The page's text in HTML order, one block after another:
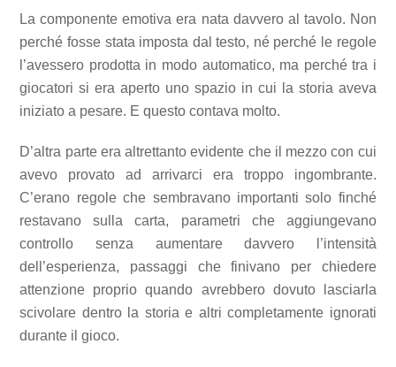
La componente emotiva era nata davvero al tavolo. Non
perché fosse stata imposta dal testo, né perché le regole
l’avessero prodotta in modo automatico, ma perché tra i
giocatori si era aperto uno spazio in cui la storia aveva
iniziato a pesare. E questo contava molto.
D’altra parte era altrettanto evidente che il mezzo con cui
avevo provato ad arrivarci era troppo ingombrante.
C’erano regole che sembravano importanti solo finché
restavano sulla carta, parametri che aggiungevano
controllo senza aumentare davvero l’intensità
dell’esperienza, passaggi che finivano per chiedere
attenzione proprio quando avrebbero dovuto lasciarla
scivolare dentro la storia e altri completamente ignorati
durante il gioco.